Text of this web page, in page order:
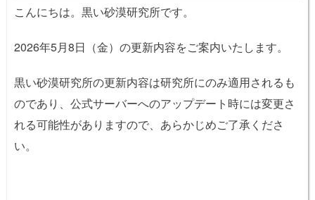
こんにちは。黒い砂漠研究所です。
2026年5月8日（金）の更新内容をご案内いたします。
黒い砂漠研究所の更新内容は研究所にのみ適用されるも
のであり、公式サーバーへのアップデート時には変更さ
れる可能性がありますので、あらかじめご了承くださ
い。